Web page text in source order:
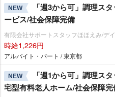
NEW
「週3から可」調理ス
ービス/社会保障完備
有限会社サポートスタッフほほえみ/デ
時給1,226円
アルバイト・パート / 東京都
NEW
「週1から可」調理ス
宅型有料老人ホーム/社会保障完